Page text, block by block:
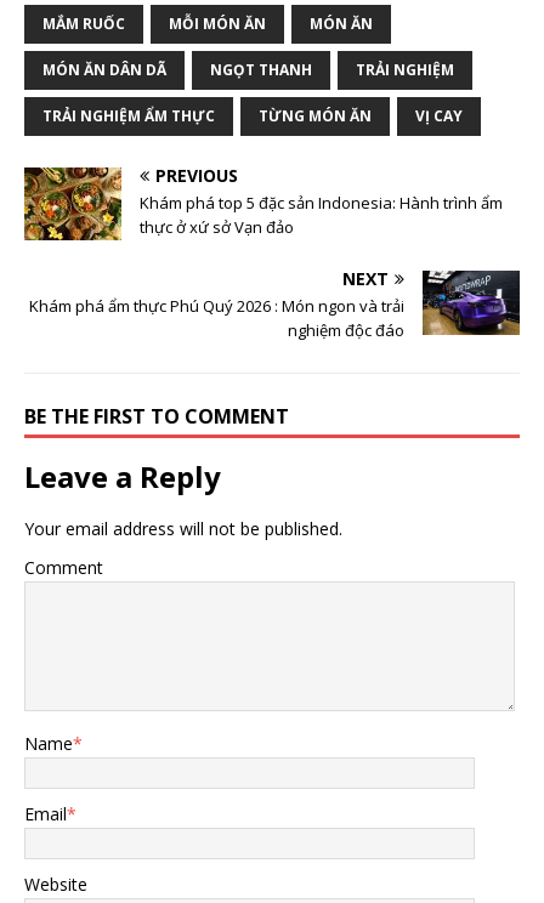
MẮM RUỐC MỖI MÓN ĂN MÓN ĂN
MÓN ĂN DÂN DÃ NGỌT THANH TRẢI NGHIỆM
TRẢI NGHIỆM ẨM THỰC TỪNG MÓN ĂN VỊ CAY
PREVIOUS
Khám phá top 5 đặc sản Indonesia: Hành trình ẩm
thực ở xứ sở Vạn đảo
NEXT
Khám phá ẩm thực Phú Quý 2026 : Món ngon và trải
nghiệm độc đáo
BE THE FIRST TO COMMENT
Leave a Reply
Your email address will not be published.
Comment
Name*
Email*
Website